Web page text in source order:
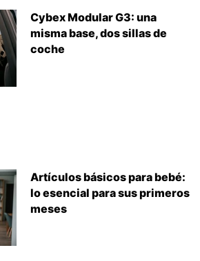
Cybex Modular G3: una
misma base, dos sillas de
coche
Artículos básicos para bebé:
lo esencial para sus primeros
meses